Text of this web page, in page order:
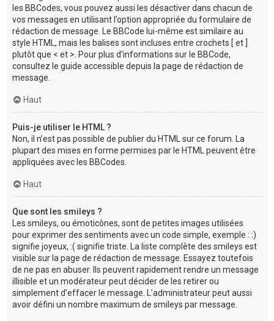
les BBCodes, vous pouvez aussi les désactiver dans chacun de
vos messages en utilisant l’option appropriée du formulaire de
rédaction de message. Le BBCode lui-même est similaire au
style HTML, mais les balises sont incluses entre crochets [ et ]
plutôt que < et >. Pour plus d’informations sur le BBCode,
consultez le guide accessible depuis la page de rédaction de
message.
Haut
Puis-je utiliser le HTML ?
Non, il n’est pas possible de publier du HTML sur ce forum. La
plupart des mises en forme permises par le HTML peuvent être
appliquées avec les BBCodes.
Haut
Que sont les smileys ?
Les smileys, ou émoticônes, sont de petites images utilisées
pour exprimer des sentiments avec un code simple, exemple : :)
signifie joyeux, :( signifie triste. La liste complète des smileys est
visible sur la page de rédaction de message. Essayez toutefois
de ne pas en abuser. Ils peuvent rapidement rendre un message
illisible et un modérateur peut décider de les retirer ou
simplement d’effacer le message. L’administrateur peut aussi
avoir défini un nombre maximum de smileys par message.